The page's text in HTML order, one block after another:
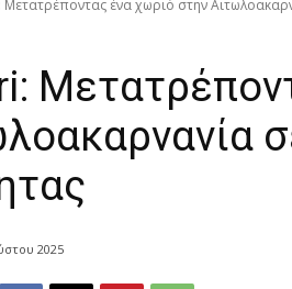
ένα χωριό στην
2025